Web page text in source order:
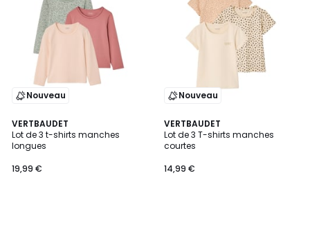
Nouveau
VERTBAUDET
Lot de 3 t-shirts manches
longues
19,99 €
Nouveau
VERTBAUDET
Lot de 3 T-shirts manches
courtes
14,99 €